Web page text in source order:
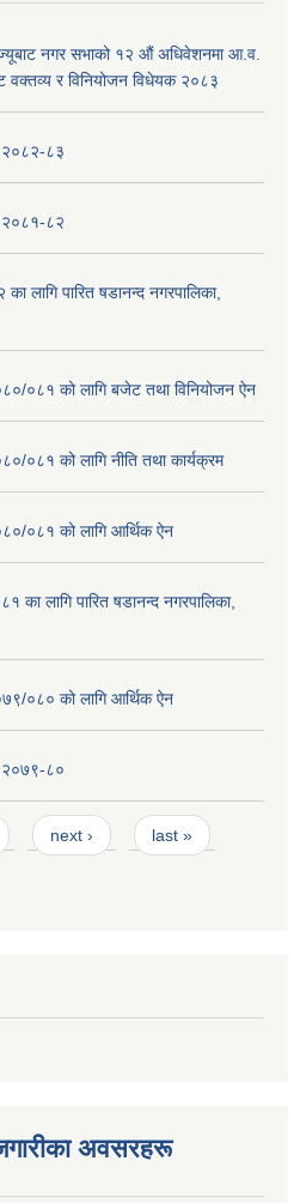
नगर सभाको १२ ‍औं अधिवेशनमा आ.व.
र विनियोजन विधेयक २०८३
२०८२-८३
२०८१-८२
लागि पारित षडानन्द नगरपालिका,
०८१ को लागि बजेट तथा विनियोजन ऐन
०८१ को लागि नीति तथा कार्यक्रम
०८१ को लागि आर्थिक ऐन
लागि पारित षडानन्द नगरपालिका,
०८० को लागि आर्थिक ऐन
२०७९-८०
next › last »
अवसरहरू